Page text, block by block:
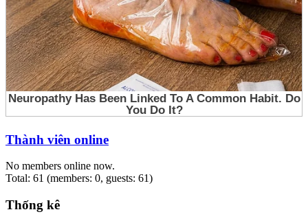
Thành viên online
No members online now.
Total: 61 (members: 0, guests: 61)
Thống kê